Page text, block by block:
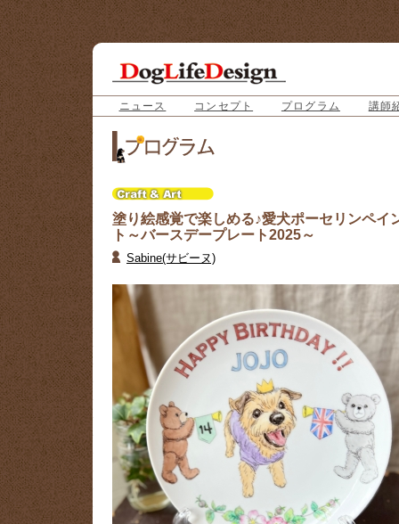
ニュース コンセプト プログラム 講師
塗り絵感覚で楽しめる♪愛犬ポーセリンペイ
ト ～バースデープレート2025 ～
Sabine(サビーヌ)